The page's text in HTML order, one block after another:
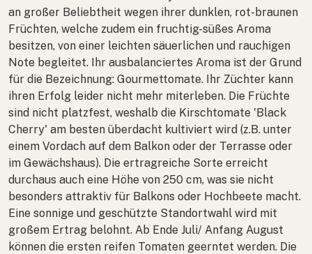
an großer Beliebtheit wegen ihrer dunklen, rot-braunen
Früchten, welche zudem ein fruchtig-süßes Aroma
besitzen, von einer leichten säuerlichen und rauchigen
Note begleitet. Ihr ausbalanciertes Aroma ist der Grund
für die Bezeichnung: Gourmettomate. Ihr Züchter kann
ihren Erfolg leider nicht mehr miterleben. Die Früchte
sind nicht platzfest, weshalb die Kirschtomate 'Black
Cherry' am besten überdacht kultiviert wird (z.B. unter
einem Vordach auf dem Balkon oder der Terrasse oder
im Gewächshaus). Die ertragreiche Sorte erreicht
durchaus auch eine Höhe von 250 cm, was sie nicht
besonders attraktiv für Balkons oder Hochbeete macht.
Eine sonnige und geschützte Standortwahl wird mit
großem Ertrag belohnt. Ab Ende Juli/ Anfang August
können die ersten reifen Tomaten geerntet werden. Die